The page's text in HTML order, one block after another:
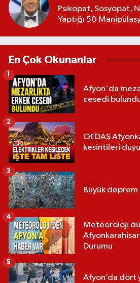
Psikopat, Sosyopat,
Yaptığı 50
En Çok Okunanlar
Afyon'da
cesedi
1
OEDAŞ
kesintileri
2
Büyük
3
Meteoroloji
Durumu
4
Afyon’da dört
5